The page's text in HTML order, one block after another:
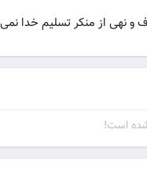
و نهی از منکر تسلیم خدا
است!